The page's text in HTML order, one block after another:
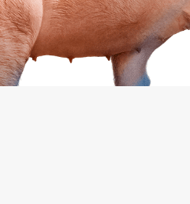
generales de producción.